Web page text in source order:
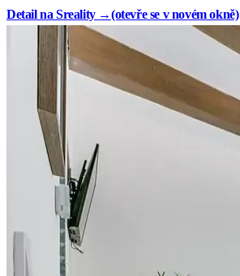
Detail na Sreality →(otevře se v novém okně)